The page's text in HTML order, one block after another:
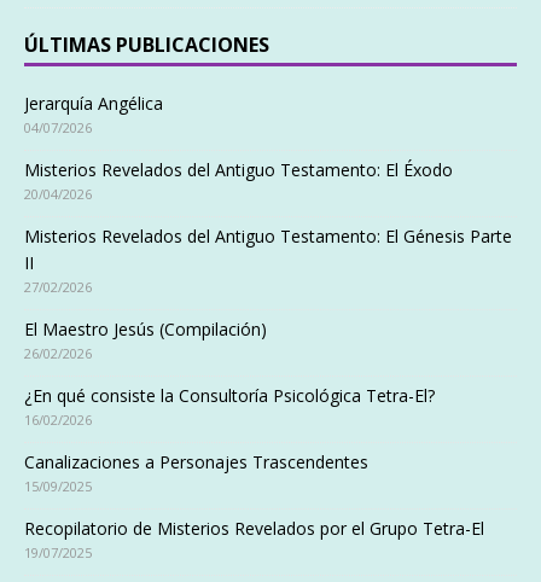
ÚLTIMAS PUBLICACIONES
Jerarquía Angélica
04/07/2026
Misterios Revelados del Antiguo Testamento: El Éxodo
20/04/2026
Misterios Revelados del Antiguo Testamento: El Génesis Parte
II
27/02/2026
El Maestro Jesús (Compilación)
26/02/2026
¿En qué consiste la Consultoría Psicológica Tetra-El?
16/02/2026
Canalizaciones a Personajes Trascendentes
15/09/2025
Recopilatorio de Misterios Revelados por el Grupo Tetra-El
19/07/2025